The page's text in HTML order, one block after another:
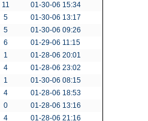
11
01-30-06 15:34
5
01-30-06 13:17
5
01-30-06 09:26
6
01-29-06 11:15
1
01-28-06 20:01
4
01-28-06 23:02
1
01-30-06 08:15
4
01-28-06 18:53
0
01-28-06 13:16
4
01-28-06 21:16